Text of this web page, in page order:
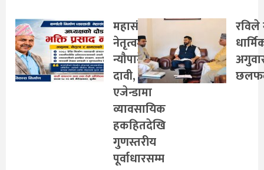
महासंघको
नेतृत्वमा
न्यौपानेको
दावी,
एजेन्डामा
व्यावसायिक
हकहितदेखि
गुणस्तरीय
पूर्वाधारसम्म
रविले